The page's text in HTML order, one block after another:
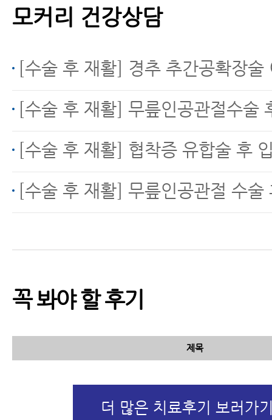
모커리 건강상담
[수술 후 재활] 경추 추간공확장술 이후
[수술 후 재활] 무릎인공관절수술 후 한방재활
[수술 후 재활] 협착증 유합술 후 입원재활
[수술 후 재활] 무릎인공관절 수술 후 재활
꼭 봐야 할 후기
제목
더 많은 치료후기 보러가